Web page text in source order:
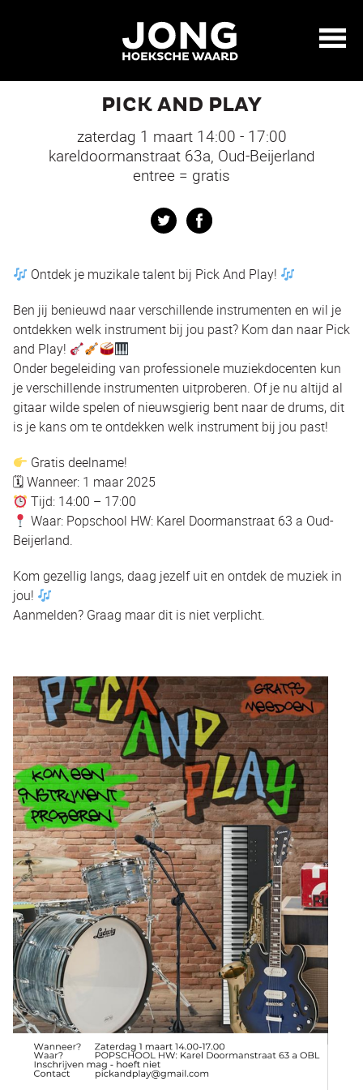
PICK AND PLAY
zaterdag 1 maart 14:00 - 17:00
kareldoormanstraat 63a, Oud-Beijerland
entree = gratis
Twitter
Ontdek je muzikale talent bij Pick And Play!
Ben jij benieuwd naar verschillende instrumenten en wil je
ontdekken welk instrument bij jou past? Kom dan naar Pick
and Play!
Onder begeleiding van professionele muziekdocenten kun
je verschillende instrumenten uitproberen. Of je nu altijd al
gitaar wilde spelen of nieuwsgierig bent naar de drums, dit
is je kans om te ontdekken welk instrument bij jou past!
Gratis deelname!
🗓 Wanneer: 1 maar 2025
Tijd: 14:00 – 17:00
Waar: Popschool HW: Karel Doormanstraat 63 a Oud-
Beijerland.
Kom gezellig langs, daag jezelf uit en ontdek de muziek in
jou!
Aanmelden? Graag maar dit is niet verplicht.